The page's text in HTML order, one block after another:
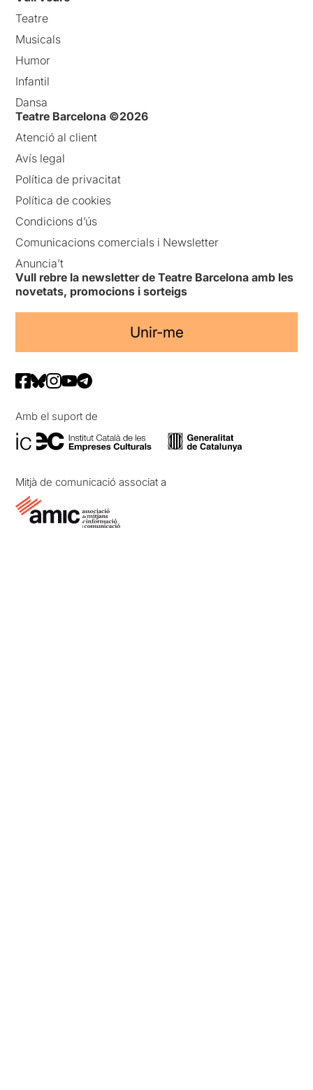
Teatre
Musicals
Humor
Infantil
Dansa
Teatre Barcelona ©2026
Atenció al client
Avís legal
Política de privacitat
Política de cookies
Condicions d’ús
Comunicacions comercials i Newsletter
Anuncia’t
Vull rebre la newsletter de Teatre Barcelona amb les
novetats, promocions i sorteigs
Unir-me
Amb el suport de
Mitjà de comunicació associat a